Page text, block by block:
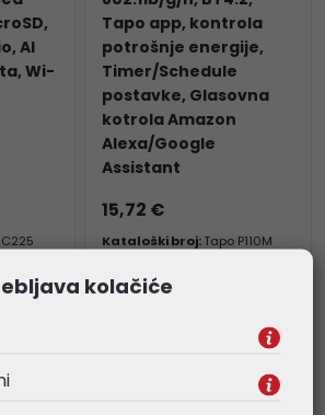
AI
Wi-
Tapo app, kontrola
potrošnje energije,
Timer/Schedule
postavke, Glasovna
kotrola Amazon
Alexa/Google
Assistant
15,72 €
Kataloški broj:Tapo P110M
kolačiće